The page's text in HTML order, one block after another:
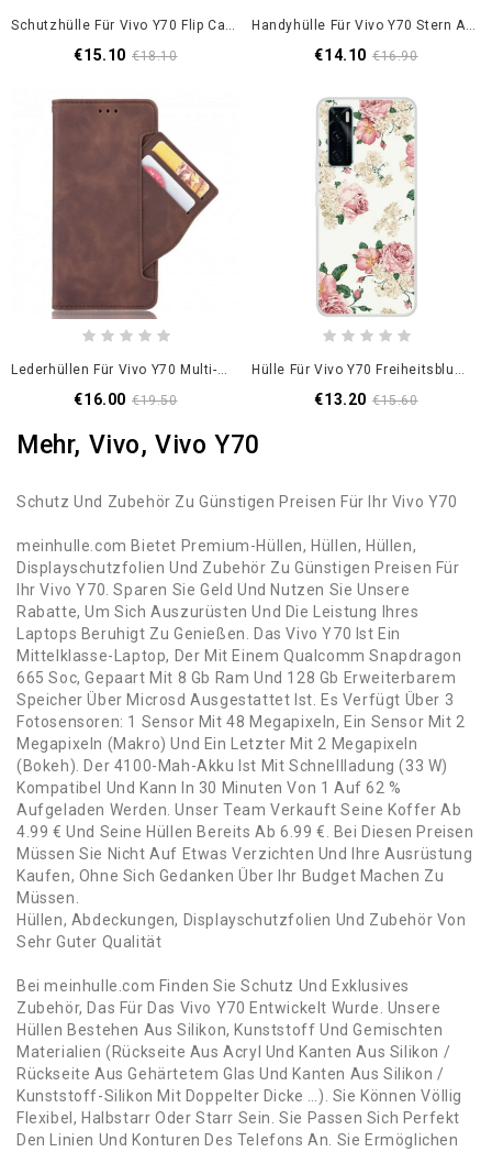
Schutzhülle Für Vivo Y70 Flip Case Stilisierter Vintage-Ledereffekt
€15.10 €18.10
Handyhülle Für Vivo Y70 Stern Aus Gehärtetem Glas
€14.10 €16.90
Lederhüllen Für Vivo Y70 Multi-Card Premier Class
€16.00 €19.50
Hülle Für Vivo Y70 Freiheitsblumen
€13.20 €15.60
Mehr, Vivo, Vivo Y70
Schutz Und Zubehör Zu Günstigen Preisen Für Ihr Vivo Y70
meinhulle.com Bietet Premium-Hüllen, Hüllen, Hüllen,
Displayschutzfolien Und Zubehör Zu Günstigen Preisen Für
Ihr Vivo Y70. Sparen Sie Geld Und Nutzen Sie Unsere
Rabatte, Um Sich Auszurüsten Und Die Leistung Ihres
Laptops Beruhigt Zu Genießen. Das Vivo Y70 Ist Ein
Mittelklasse-Laptop, Der Mit Einem Qualcomm Snapdragon
665 Soc, Gepaart Mit 8 Gb Ram Und 128 Gb Erweiterbarem
Speicher Über Microsd Ausgestattet Ist. Es Verfügt Über 3
Fotosensoren: 1 Sensor Mit 48 Megapixeln, Ein Sensor Mit 2
Megapixeln (Makro) Und Ein Letzter Mit 2 Megapixeln
(Bokeh). Der 4100-Mah-Akku Ist Mit Schnellladung (33 W)
Kompatibel Und Kann In 30 Minuten Von 1 Auf 62 %
Aufgeladen Werden. Unser Team Verkauft Seine Koffer Ab
4.99 € Und Seine Hüllen Bereits Ab 6.99 €. Bei Diesen Preisen
Müssen Sie Nicht Auf Etwas Verzichten Und Ihre Ausrüstung
Kaufen, Ohne Sich Gedanken Über Ihr Budget Machen Zu
Müssen.
Hüllen, Abdeckungen, Displayschutzfolien Und Zubehör Von
Sehr Guter Qualität
Bei meinhulle.com Finden Sie Schutz Und Exklusives
Zubehör, Das Für Das Vivo Y70 Entwickelt Wurde. Unsere
Hüllen Bestehen Aus Silikon, Kunststoff Und Gemischten
Materialien (Rückseite Aus Acryl Und Kanten Aus Silikon /
Rückseite Aus Gehärtetem Glas Und Kanten Aus Silikon /
Kunststoff-Silikon Mit Doppelter Dicke …). Sie Können Völlig
Flexibel, Halbstarr Oder Starr Sein. Sie Passen Sich Perfekt
Den Linien Und Konturen Des Telefons An. Sie Ermöglichen